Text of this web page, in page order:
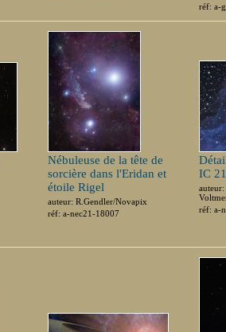
réf: a-
Nébuleuse de la tête de
sorcière dans l'Eridan et
étoile Rigel
auteur: R.Gendler/Novapix
réf: a-nec21-18007
IC
auteur:
réf: a-